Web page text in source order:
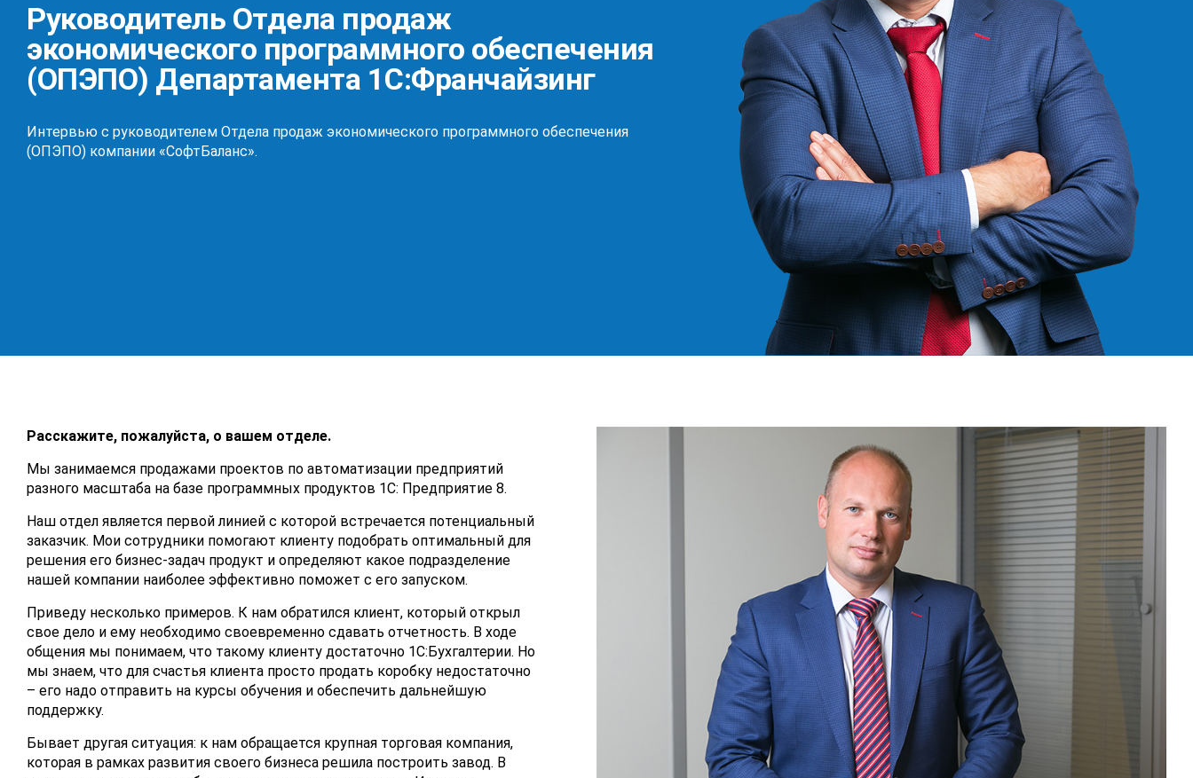
Руководитель Отдела продаж
экономического программного обеспечения
(ОПЭПО) Департамента 1С:Франчайзинг
Интервью с руководителем Отдела продаж экономического программного обеспечения
(ОПЭПО) компании «СофтБаланс».
Расскажите, пожалуйста, о вашем отделе.
Мы занимаемся продажами проектов по автоматизации предприятий
разного масштаба на базе программных продуктов 1С: Предприятие 8.
Наш отдел является первой линией с которой встречается потенциальный
заказчик. Мои сотрудники помогают клиенту подобрать оптимальный для
решения его бизнес-задач продукт и определяют какое подразделение
нашей компании наиболее эффективно поможет с его запуском.
Приведу несколько примеров. К нам обратился клиент, который открыл
свое дело и ему необходимо своевременно сдавать отчетность. В ходе
общения мы понимаем, что такому клиенту достаточно 1С:Бухгалтерии. Но
мы знаем, что для счастья клиента просто продать коробку недостаточно
– его надо отправить на курсы обучения и обеспечить дальнейшую
поддержку.
Бывает другая ситуация: к нам обращается крупная торговая компания,
которая в рамках развития своего бизнеса решила построить завод. В